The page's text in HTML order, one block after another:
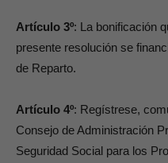
Artículo 3º: La bonificación
presente resolución se
de Reparto.
Artículo 4º: Regístrese,
Consejo de Administración
Seguridad Social para los